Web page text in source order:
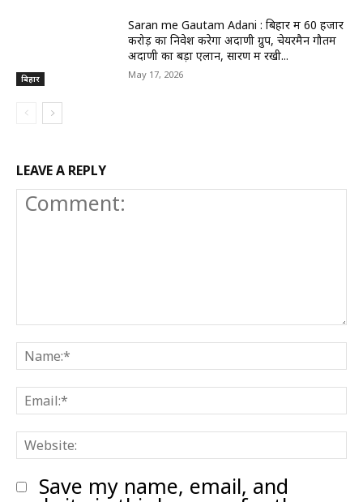
बिहार
Saran me Gautam Adani : बिहार में 60 हजार
करोड़ का निवेश करेगा अदाणी ग्रुप, चेयरमैन गौतम
अदाणी का बड़ा एलान, सारण में रखी...
May 17, 2026
LEAVE A REPLY
Comment:
Save my name, email, and